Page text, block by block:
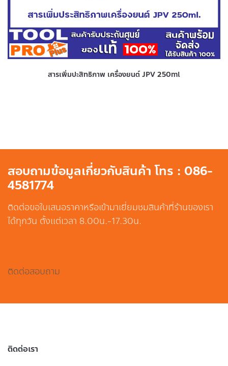
สารเพิ่มปะสิทธิภาพ เครื่องยนต์ JPV 250ml
สอบถามข้อมูลเกี่ยวกับสินค้า โทร : 086-
4581774
ติดต่อขอใบเสนอราคาหรือเข้ามาเยี่ยมชมสินค้าที่ร้านของเรา
ได้ทุกวัน ตั้งแต่เวลา 8.00น.-17.30น.
ติดต่อสอบถาม
ติดต่อเรา